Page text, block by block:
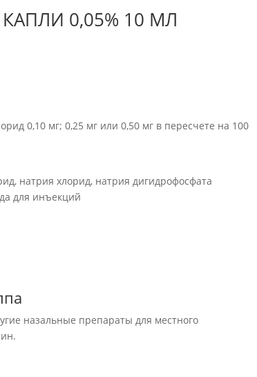
0,05% 10 МЛ
0,10 мг; 0,25 мг или 0,50 мг в пересчете на 100
натрия хлорид, натрия дигидрофосфата
для инъекций
назальные препараты для местного